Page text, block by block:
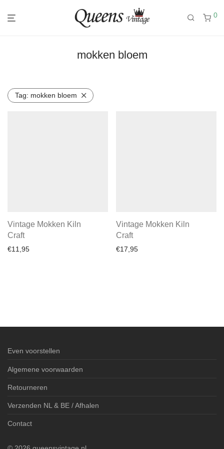
0
mokken bloem
Tag: mokken bloem
Vintage Mokken Kiln
Craft
€11,95
Vintage Mokken Kiln
Craft
€17,95
Even voorstellen
Algemene voorwaarden
Retourneren
Verzenden NL & BE / Afhalen
Contact